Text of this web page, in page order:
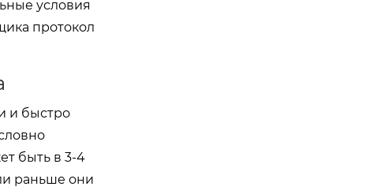
условия
протокол
и быстро
быть в 3-4
раньше они